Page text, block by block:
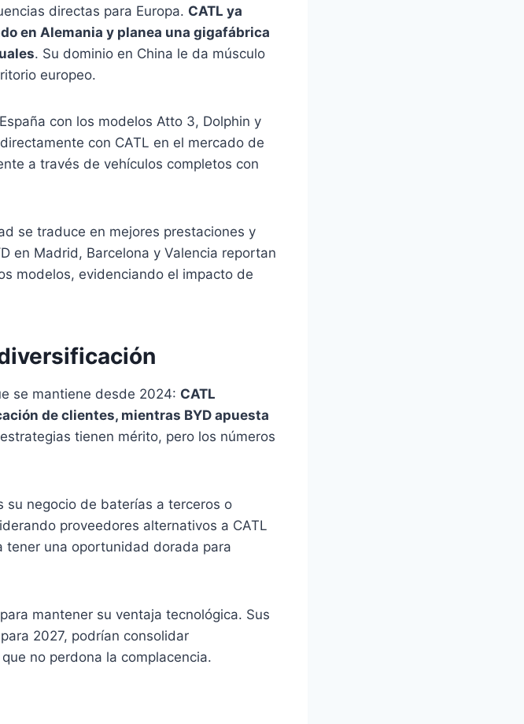
directas para Europa. CATL ya
en Alemania y planea una gigafábrica
. Su dominio en China le da músculo
europeo.
con los modelos Atto 3, Dolphin y
con CATL en el mercado de
a través de vehículos completos con
se traduce en mejores prestaciones y
en Madrid, Barcelona y Valencia reportan
modelos, evidenciando el impacto de
se mantiene desde 2024: CATL
de clientes, mientras BYD apuesta
tienen mérito, pero los números
su negocio de baterías a terceros o
proveedores alternativos a CATL
tener una oportunidad dorada para
mantener su ventaja tecnológica. Sus
2027, podrían consolidar
no perdona la complacencia.